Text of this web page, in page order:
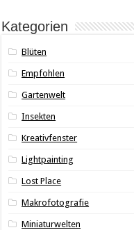
Kategorien
Blüten
Empfohlen
Gartenwelt
Insekten
Kreativfenster
Lightpainting
Lost Place
Makrofotografie
Miniaturwelten